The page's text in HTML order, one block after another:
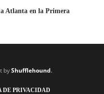
Atlanta en la Primera
byShufflehound.
DE PRIVACIDAD